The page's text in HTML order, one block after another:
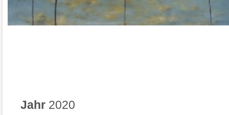
Jahr 2020